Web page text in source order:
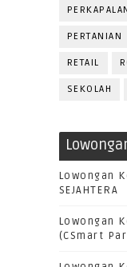
PERTANIAN
RETAIL
SEKOLAH
Lowongan
SEJAHTERA
Lowongan
(CSmart